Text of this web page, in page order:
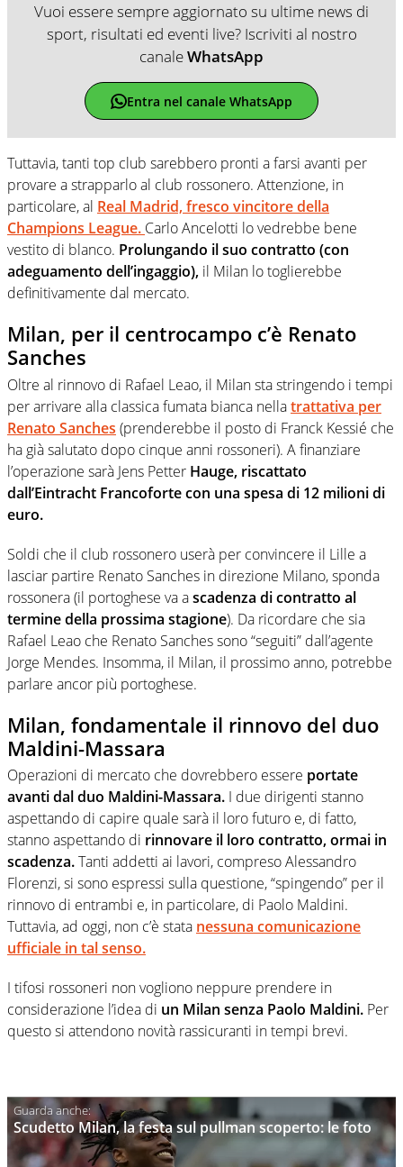
Vuoi essere sempre aggiornato su ultime news di
sport, risultati ed eventi live? Iscriviti al nostro
canaleWhatsApp
Entra nel canale WhatsApp
Tuttavia, tanti top club sarebbero pronti a farsi avanti per
provare a strapparlo al club rossonero. Attenzione, in
particolare, al Real Madrid, fresco vincitore della
Champions League. Carlo Ancelotti lo vedrebbe bene
vestito di blanco. Prolungando il suo contratto (con
adeguamento dell’ingaggio), il Milan lo toglierebbe
definitivamente dal mercato.
Milan, per il centrocampo c’è Renato
Sanches
Oltre al rinnovo di Rafael Leao, il Milan sta stringendo i tempi
per arrivare alla classica fumata bianca nellatrattativa per
Renato Sanches (prenderebbe il posto di Franck Kessié che
ha già salutato dopo cinque anni rossoneri). A finanziare
l’operazione sarà Jens Petter Hauge, riscattato
dall’Eintracht Francoforte con una spesa di 12 milioni di
euro.
Soldi che il club rossonero userà per convincere il Lille a
lasciar partire Renato Sanches in direzione Milano, sponda
rossonera (il portoghese va ascadenza di contratto al
termine della prossima stagione). Da ricordare che sia
Rafael Leao che Renato Sanches sono “seguiti” dall’agente
Jorge Mendes. Insomma, il Milan, il prossimo anno, potrebbe
parlare ancor più portoghese.
Milan, fondamentale il rinnovo del duo
Maldini-Massara
Operazioni di mercato che dovrebbero essere portate
avanti dal duo Maldini-Massara. I due dirigenti stanno
aspettando di capire quale sarà il loro futuro e, di fatto,
stanno aspettando di rinnovare il loro contratto, ormai in
scadenza.Tanti addetti ai lavori, compreso Alessandro
Florenzi, si sono espressi sulla questione, “spingendo” per il
rinnovo di entrambi e, in particolare, di Paolo Maldini.
Tuttavia, ad oggi, non c’è stata nessuna comunicazione
ufficiale in tal senso.
I tifosi rossoneri non vogliono neppure prendere in
considerazione l’idea di un Milan senza Paolo Maldini. Per
questo si attendono novità rassicuranti in tempi brevi.
Scudetto Milan, la festa sul pullman scoperto: le foto